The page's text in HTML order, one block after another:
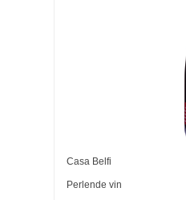
Casa Belfi
Perlende vin